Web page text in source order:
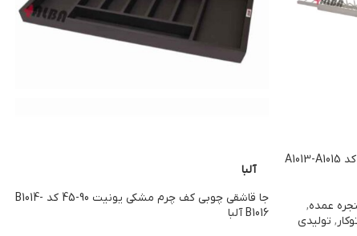
آبچک آلومینیومی داخل یونیت نقره ای کد A1013-A1015
عمده,
, تولیدی
آلبا
جا قاشقی چوبی کف چرم مشکی یونیت 90-45 کد B1014-
B1016 آلبا